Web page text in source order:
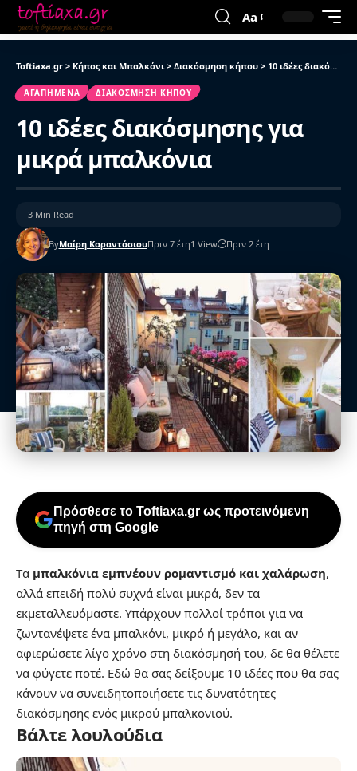
Aa
Toftiaxa.gr > Κήπος και Μπαλκόνι> Διακόσμηση κήπου > 10 ιδέες διακόσμησης για μικρά μπαλκόνια
ΑΓΑΠΗΜΈΝΑ ΔΙΑΚΌΣΜΗΣΗ ΚΉΠΟΥ
10 ιδέες διακόσμησης για
μικρά μπαλκόνια
ByΜαίρη ΚαραντάσιουΠριν 7 έτη1 View Πριν 2 έτη
3 Min Read
Πρόσθεσε το Toftiaxa.gr ως προτεινόμενη
πηγή στη Google
Tα μπαλκόνια εμπνέουν ρομαντισμό και χαλάρωση,
αλλά επειδή πολύ συχνά είναι μικρά, δεν τα
εκμεταλλευόμαστε. Υπάρχουν πολλοί τρόποι για να
ζωντανέψετε ένα μπαλκόνι, μικρό ή μεγάλο, και αν
αφιερώσετε λίγο χρόνο στη διακόσμησή του, δε θα θέλετε
να φύγετε ποτέ. Εδώ θα σας δείξουμε 10 ιδέες που θα σας
κάνουν να συνειδητοποιήσετε τις δυνατότητες
διακόσμησης ενός μικρού μπαλκονιού.
Βάλτε λουλούδια